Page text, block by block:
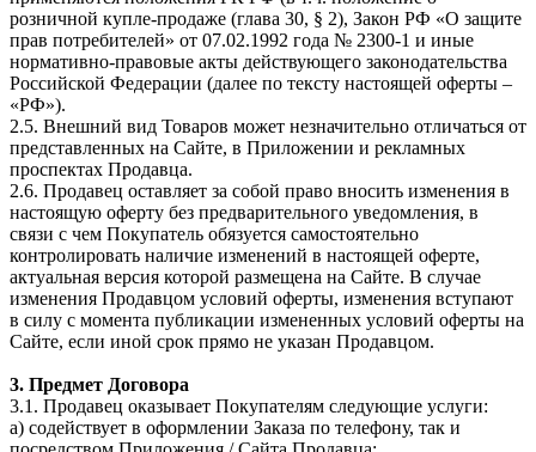
розничной купле-продаже (глава 30, § 2), Закон РФ «О защите
прав потребителей» от 07.02.1992 года № 2300-1 и иные
нормативно-правовые акты действующего законодательства
Российской Федерации (далее по тексту настоящей оферты –
«РФ»).
2.5. Внешний вид Товаров может незначительно отличаться от
представленных на Сайте, в Приложении и рекламных
проспектах Продавца.
2.6. Продавец оставляет за собой право вносить изменения в
настоящую оферту без предварительного уведомления, в
связи с чем Покупатель обязуется самостоятельно
контролировать наличие изменений в настоящей оферте,
актуальная версия которой размещена на Сайте. В случае
изменения Продавцом условий оферты, изменения вступают
в силу с момента публикации измененных условий оферты на
Сайте, если иной срок прямо не указан Продавцом.
3. Предмет Договора
3.1. Продавец оказывает Покупателям следующие услуги:
а) содействует в оформлении Заказа по телефону, так и